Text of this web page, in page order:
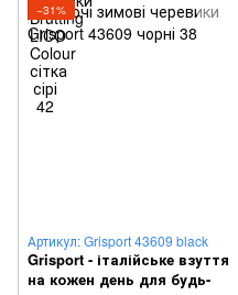
−31%
Артикул: Grisport 43609 black
Grisport - італійське взуття
на кожен день для будь-